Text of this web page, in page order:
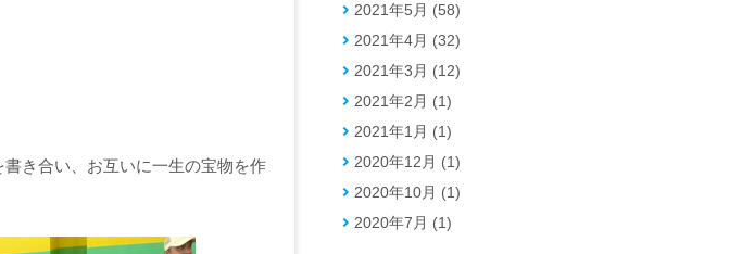
き合い、お互いに一生の宝物を作
2021年5月 (58)
2021年4月 (32)
2021年3月 (12)
2021年2月 (1)
2021年1月 (1)
2020年12月 (1)
2020年10月 (1)
2020年7月 (1)